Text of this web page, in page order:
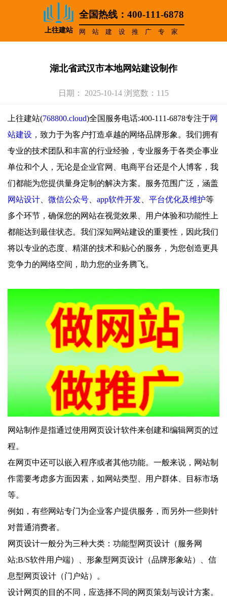
上往建站
全国热线：400-111-6878
网站建设推广专家
湖北省武汉市本地网站建设制作
日期： 2025-10-14 浏览数：115
上往建站(768800.cloud)全国服务电话:400-111-6878专注于网
站建设 ，致力于为客户打造卓越的网络品牌形象。我们拥有
专业的技术团队和丰富的行业经验，专业服务于各类企事业
单位和个人，无论是企业官网、电商平台还是个人博客，我
们都能为您提供量身定制的解决方案。服务范围广泛，涵盖
网站设计
微信公众号 app软件开发 平台优化及维护等
多个环节，确保您的网站在视觉效果、用户体验和功能性上
都能达到最佳状态。我们深知网站建设的重要性，因此我们
将以专业的态度、精湛的技术和贴心的服务，为您创造更具
竞争力的网络空间，助力您的业务腾飞。
网站制作是指通过使用网页设计软件来创建和编辑网页的过
程。
在网页中还可以嵌入程序或者其他功能。一般来说，网站制
作需要考虑多方面因素，如网站类型、用户群体、目标市场
等。
例如，有些网站专门为企业客户提供服务，而另外一些则针
对普通消费者。
网页设计一般分为三种大类：功能型网页设计（服务网
站;B/S软件用户端）、形象型网页设计（品牌形象站）、信
息型网页设计（门户站）。
设计网页的目的不同，应选择不同的网页策划与设计方案。